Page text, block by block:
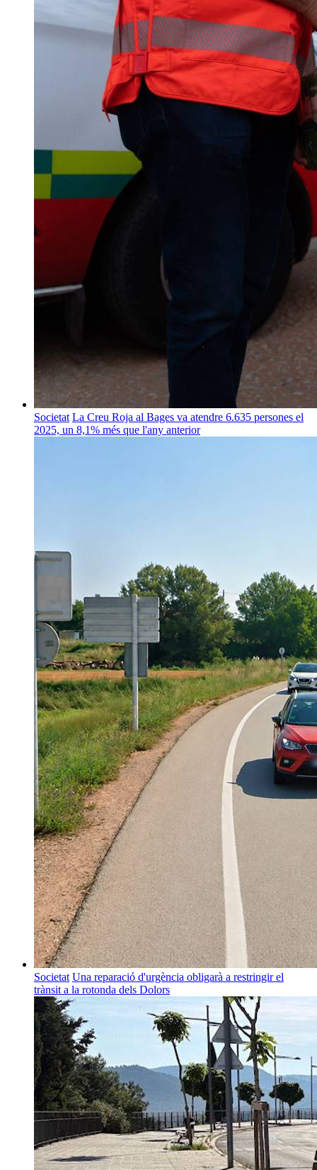
Societat La Creu Roja al Bages va atendre 6.635 persones el
2025, un 8,1% més que l'any anterior
Societat Una reparació d'urgència obligarà a restringir el
trànsit a la rotonda dels Dolors